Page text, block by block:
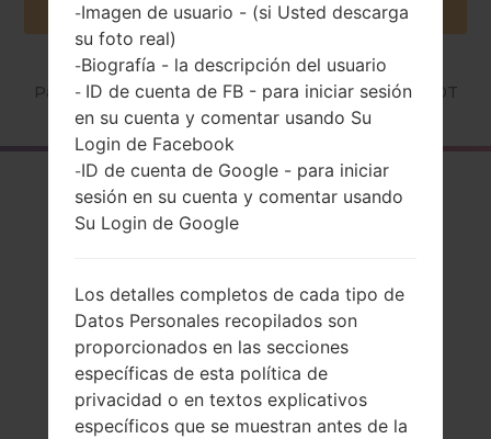
Página principal →Serie →LG Chocolate →LGBL20T
El resumen
LGBL20T(LGBL20T)
akaLG Chocolate
Comparar
-Imagen de usuario - (si Usted descarga
su foto real)
-Biografía - la descripción del usuario
- ID de cuenta de FB - para iniciar sesión
en su cuenta y comentar usando Su
Login de Facebook
-ID de cuenta de Google - para iniciar
sesión en su cuenta y comentar usando
Su Login de Google
Los detalles completos de cada tipo de
Datos Personales recopilados son
proporcionados en las secciones
específicas de esta política de
privacidad o en textos explicativos
específicos que se muestran antes de la